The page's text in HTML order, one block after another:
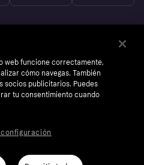
web funcione correctamente,
cómo navegas. También
socios publicitarios. Puedes
tu consentimiento cuando